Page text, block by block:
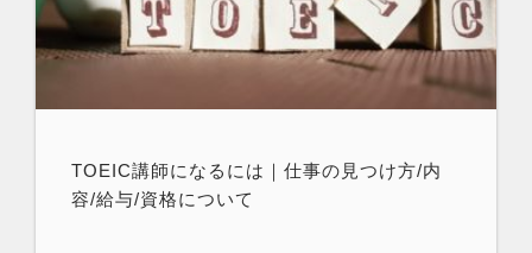
TOEIC講師になるには｜仕事の見つけ方/内
容/給与/資格について